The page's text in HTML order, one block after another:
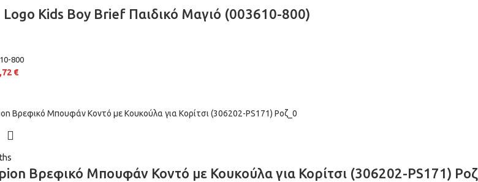
Kids Boy Brief Παιδικό Μαγιό (003610-800)
800
€
Βρεφικό Μπουφάν Κοντό με Κουκούλα για Κορίτσι (306202-PS171) Ροζ